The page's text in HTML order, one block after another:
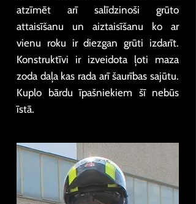
atzīmēt arī salīdzinoši grūto
attaisīšanu un aiztaisīšanu ko ar
vienu roku ir diezgan grūti izdarīt.
Konstruktīvi ir izveidota ļoti maza
zoda daļa kas rada arī šaurības sajūtu.
Kuplo bārdu īpašniekiem šī nebūs
īstā.